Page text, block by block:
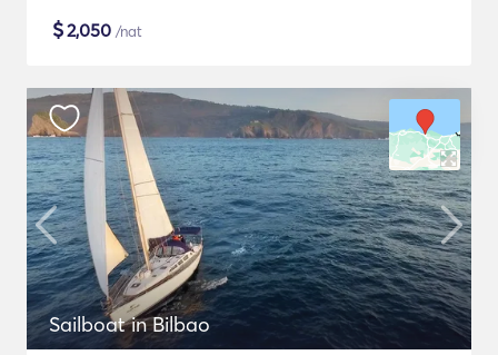
$2,050 /nat
Sailboat in Bilbao